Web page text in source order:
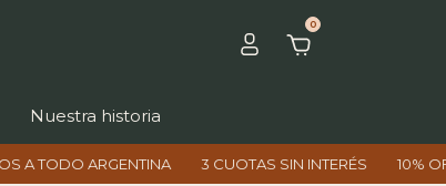
0
Nuestra historia
3 CUOTAS SIN INTERÉS 10% OFF CON TRANSFERENCIA